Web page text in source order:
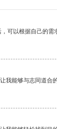
可以根据自己的需
我能够与志同道合